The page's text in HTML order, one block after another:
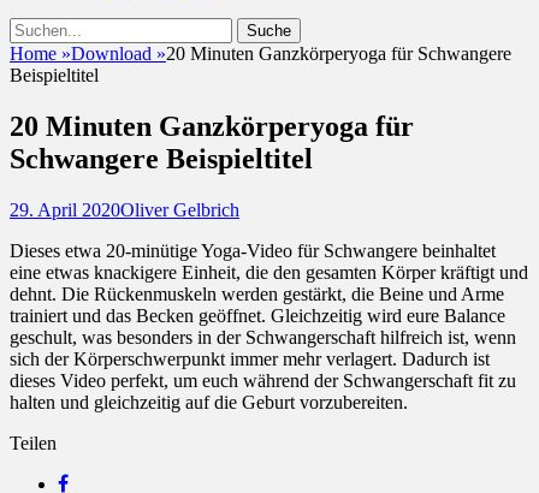
Suchen
Suche
nach:
Home »Download »20 Minuten Ganzkörperyoga für Schwangere
Beispieltitel
20 Minuten Ganzkörperyoga für
Schwangere Beispieltitel
Posted
29. April 2020Autor
Oliver Gelbrich
Dieses etwa 20-minütige Yoga-Video für Schwangere beinhaltet
eine etwas knackigere Einheit, die den gesamten Körper kräftigt und
dehnt. Die Rückenmuskeln werden gestärkt, die Beine und Arme
trainiert und das Becken geöffnet. Gleichzeitig wird eure Balance
geschult, was besonders in der Schwangerschaft hilfreich ist, wenn
sich der Körperschwerpunkt immer mehr verlagert. Dadurch ist
dieses Video perfekt, um euch während der Schwangerschaft fit zu
halten und gleichzeitig auf die Geburt vorzubereiten.
Teilen